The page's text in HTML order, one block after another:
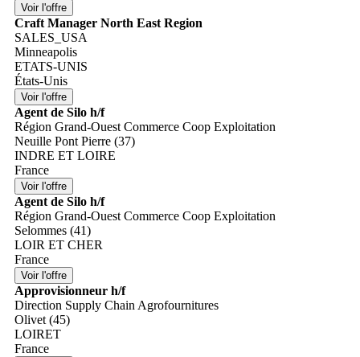
Craft Manager North East Region
SALES_USA
Minneapolis
ETATS-UNIS
États-Unis
Agent de Silo h/f
Région Grand-Ouest Commerce Coop Exploitation
Neuille Pont Pierre (37)
INDRE ET LOIRE
France
Agent de Silo h/f
Région Grand-Ouest Commerce Coop Exploitation
Selommes (41)
LOIR ET CHER
France
Approvisionneur h/f
Direction Supply Chain Agrofournitures
Olivet (45)
LOIRET
France